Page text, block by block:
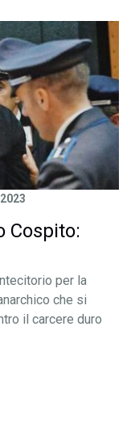
Cospito:
per la
che si
il carcere duro